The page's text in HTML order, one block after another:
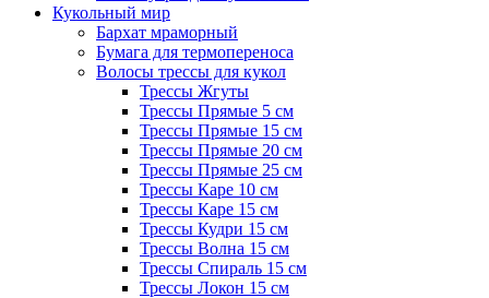
Кукольный мир
Бархат мраморный
Бумага для термопереноса
Волосы трессы для кукол
Трессы Жгуты
Трессы Прямые 5 см
Трессы Прямые 15 см
Трессы Прямые 20 см
Трессы Прямые 25 см
Трессы Каре 10 см
Трессы Каре 15 см
Трессы Кудри 15 см
Трессы Волна 15 см
Трессы Спираль 15 см
Трессы Локон 15 см